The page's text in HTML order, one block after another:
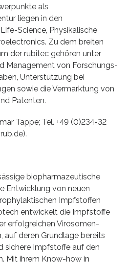
als
liegen in den
Science, Physikalische
Zu dem breiten
der rubitec gehören unter
Management von Forschungs-
Unterstützung bei
sowie die Vermarktung von
Patenten.
Tappe; Tel. +49 (0)234-32
biopharmazeutische
Entwicklung von neuen
Impfstoffen
entwickelt die Impfstoffe
erfolgreichen Virosomen-
deren Grundlage bereits
sichere Impfstoffe auf den
Mit ihrem Know-how in